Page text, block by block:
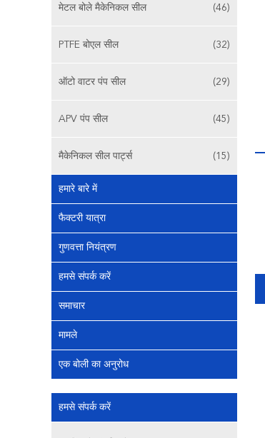
मेटल बोले मैकेनिकल सील (46)
PTFE बोएल सील (32)
ऑटो वाटर पंप सील (29)
APV पंप सील (45)
मैकेनिकल सील पार्ट्स (15)
हमारे बारे में
फैक्टरी यात्रा
गुणवत्ता नियंत्रण
हमसे संपर्क करें
समाचार
मामले
एक बोली का अनुरोध
हमसे संपर्क करें